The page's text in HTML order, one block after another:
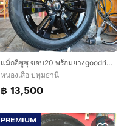
แม็กอีซูซุ ขอบ20 พร้อมยางgoodride 265 50 20 ปี24 ยางสวยทุกเส้นตามรูป ใส่isuzu ตัวสูงทุกรุ่น mu-x mu 7
หนองเสือ ปทุมธานี
฿ 13,500
PREMIUM